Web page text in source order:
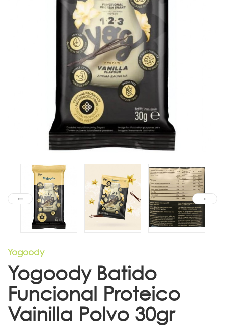
Yogoody
Yogoody Batido
Funcional Proteico
Vainilla Polvo 30gr